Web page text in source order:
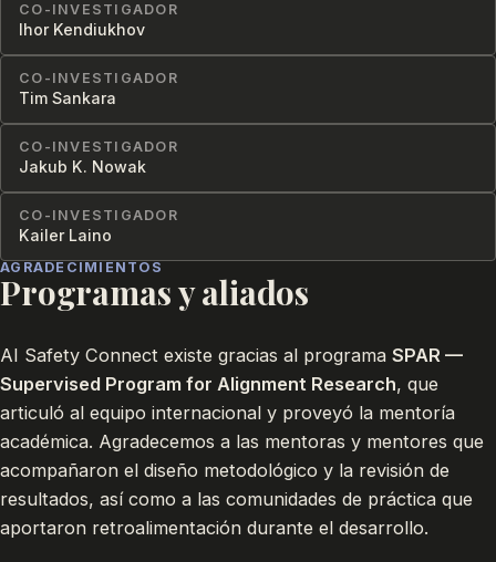
CO-INVESTIGADOR
Ihor Kendiukhov
CO-INVESTIGADOR
Tim Sankara
CO-INVESTIGADOR
Jakub K. Nowak
CO-INVESTIGADOR
Kailer Laino
AGRADECIMIENTOS
Programas y aliados
AI Safety Connect existe gracias al programa SPAR —
Supervised Program for Alignment Research, que
articuló al equipo internacional y proveyó la mentoría
académica. Agradecemos a las mentoras y mentores que
acompañaron el diseño metodológico y la revisión de
resultados, así como a las comunidades de práctica que
aportaron retroalimentación durante el desarrollo.